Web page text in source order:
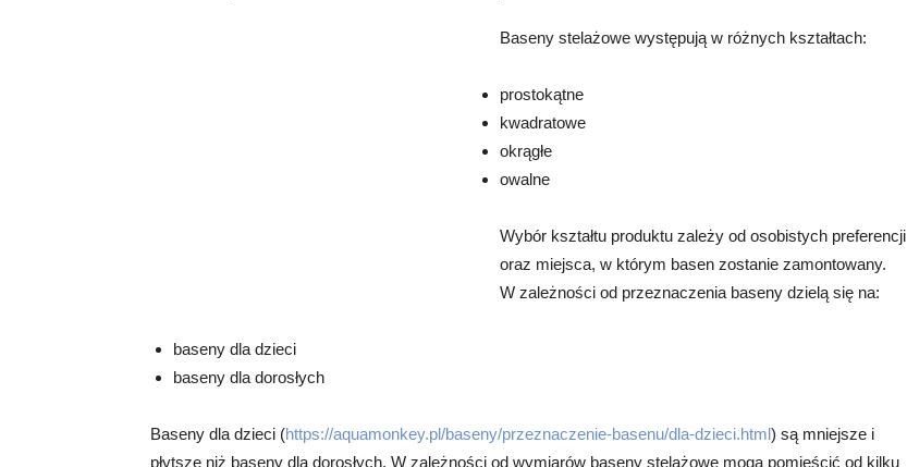
Baseny stelażowe występują w różnych kształtach:
prostokątne
kwadratowe
okrągłe
owalne
Wybór kształtu produktu zależy od osobistych preferencji
oraz miejsca, w którym basen zostanie zamontowany.
W zależności od przeznaczenia baseny dzielą się na:
baseny dla dzieci
baseny dla dorosłych
Baseny dla dzieci (https://aquamonkey.pl/baseny/przeznaczenie-basenu/dla-dzieci.html) są mniejsze i
płytsze niż baseny dla dorosłych. W zależności od wymiarów baseny stelażowe mogą pomieścić od kilku